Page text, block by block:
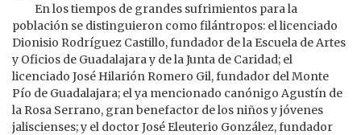
En los tiempos de grandes sufrimientos para la
población se distinguieron como filántropos: el licenciado
Dionisio Rodríguez Castillo, fundador de la Escuela de Artes
y Oficios de Guadalajara y de la Junta de Caridad; el
licenciado José Hilarión Romero Gil, fundador del Monte
Pío de Guadalajara; el ya mencionado canónigo Agustín de
la Rosa Serrano, gran benefactor de los niños y jóvenes
jaliscienses; y el doctor José Eleuterio González, fundador